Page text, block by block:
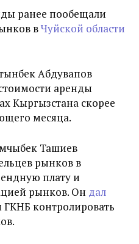
ранее пообещали
вЧуйской области
Абдувапов
аренды
Кыргызстана скорее
месяца.
Ташиев
рынков в
плату и
рынков. Он дал
контролировать